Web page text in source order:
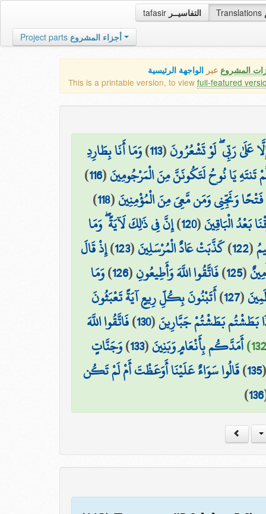
tafasir التفاسيــر Translations
Project parts أجزاء المشروع
المشروع عبر الواجهة الرئيسية
This is a printable version, to view full-featured
عَلَىٰ رَبِّي ۖ لَوْ تَشْعُرُونَ(
113
)وَمَا أَنَا بِطَارِدِ
تَنتَهِ يَا نُوحُ لَتَكُونَنَّ مِنَ الْمَرْجُومِينَ(
116
)
وَنَجِّنِي وَمَن مَّعِيَ مِنَ الْمُؤْمِنِينَ(
118
)
بَعْدُ الْبَاقِينَ(
120
)إِنَّ فِي ذَٰلِكَ لَآيَةً ۖ وَمَا
(
122
)كَذَّبَتْ عَادٌ الْمُرْسَلِينَ(
123
)إِذْ قَالَ
(
125
)فَاتَّقُوا اللَّهَ وَأَطِيعُونِ(
126
)وَمَا
(
127
)أَتَبْنُونَ بِكُلِّ رِيعٍ آيَةً تَعْبَثُونَ
بَطَشْتُم بَطَشْتُمْ جَبَّارِينَ(
130
)فَاتَّقُوا اللَّهَ
أَمَدَّكُم بِأَنْعَامٍ وَبَنِينَ(
133
)وَجَنَّاتٍ
135
)قَالُوا سَوَاءٌ عَلَيْنَا أَوَعَظْتَ أَمْ لَمْ تَكُن
136
)